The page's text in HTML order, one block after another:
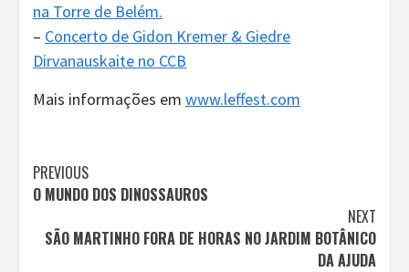
na Torre de Belém.
– Concerto de Gidon Kremer & Giedre
Dirvanauskaite no CCB
Mais informações em www.leffest.com
Continue
Reading
PREVIOUS
O MUNDO DOS DINOSSAUROS
NEXT
SÃO MARTINHO FORA DE HORAS NO JARDIM BOTÂNICO
DA AJUDA